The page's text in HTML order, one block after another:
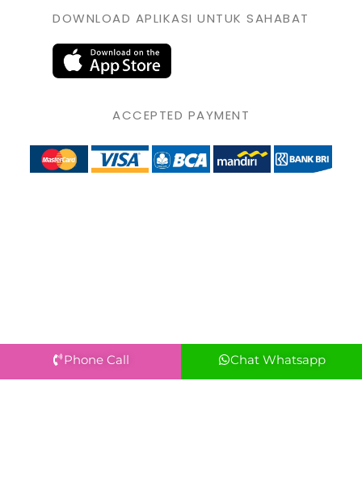
DOWNLOAD APLIKASI UNTUK SAHABAT
ACCEPTED PAYMENT
Phone Call Chat Whatsapp